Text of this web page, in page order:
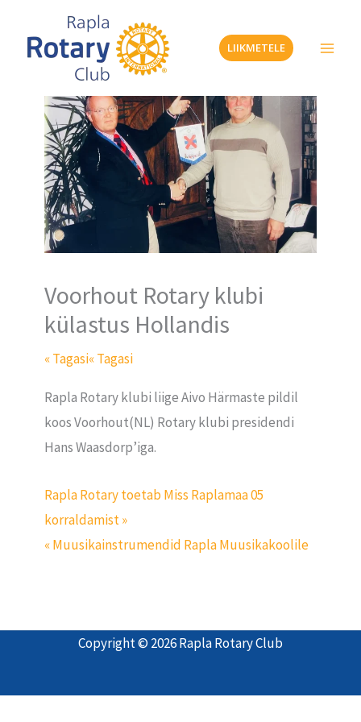
content
LIIKMETELE
Voorhout Rotary klubi
külastus Hollandis
« Tagasi« Tagasi
Rapla Rotary klubi liige Aivo Härmaste pildil
koos Voorhout(NL) Rotary klubi presidendi
Hans Waasdorp’iga.
Rapla Rotary toetab Miss Raplamaa 05
korraldamist »
« Muusikainstrumendid Rapla Muusikakoolile
Copyright © 2026 Rapla Rotary Club